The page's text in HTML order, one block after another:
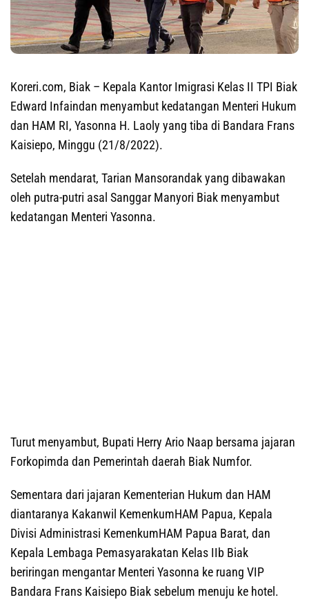
Koreri.com, Biak – Kepala Kantor Imigrasi Kelas II TPI Biak
Edward Infaindan menyambut kedatangan Menteri Hukum
dan HAM RI, Yasonna H. Laoly yang tiba di Bandara Frans
Kaisiepo, Minggu (21/8/2022).
Setelah mendarat, Tarian Mansorandak yang dibawakan
oleh putra-putri asal Sanggar Manyori Biak menyambut
kedatangan Menteri Yasonna.
Turut menyambut, Bupati Herry Ario Naap bersama jajaran
Forkopimda dan Pemerintah daerah Biak Numfor.
Sementara dari jajaran Kementerian Hukum dan HAM
diantaranya Kakanwil KemenkumHAM Papua, Kepala
Divisi Administrasi KemenkumHAM Papua Barat, dan
Kepala Lembaga Pemasyarakatan Kelas IIb Biak
beriringan mengantar Menteri Yasonna ke ruang VIP
Bandara Frans Kaisiepo Biak sebelum menuju ke hotel.